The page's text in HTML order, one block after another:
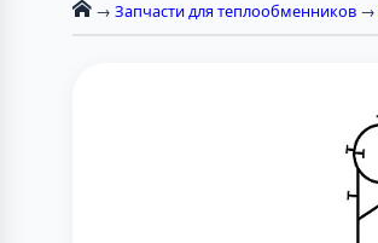
→ Запчасти для теплообменников →